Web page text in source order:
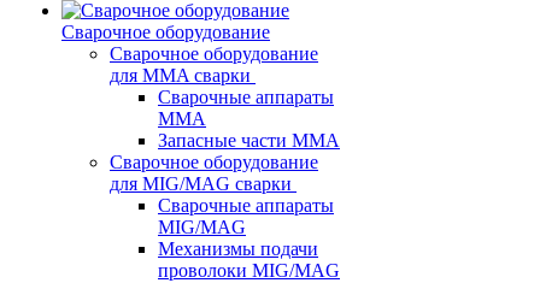
Сварочное оборудование
Сварочное оборудование
для MMA сварки
Сварочные аппараты
MMA
Запасные части MMA
Сварочное оборудование
для MIG/MAG сварки
Сварочные аппараты
MIG/MAG
Механизмы подачи
проволоки MIG/MAG